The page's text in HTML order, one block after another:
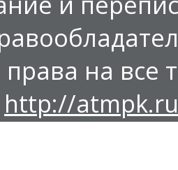
на все
http://